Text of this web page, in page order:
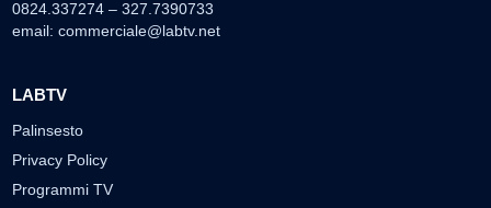
0824.337274 – 327.7390733
email: commerciale@labtv.net
LABTV
Palinsesto
Privacy Policy
Programmi TV